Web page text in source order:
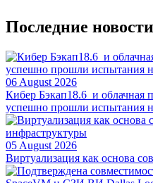
Последние новости
06 August 2026
Кибер Бэкап18.6 и облачная
успешно прошли испытания
05 August 2026
Виртуализация как основа